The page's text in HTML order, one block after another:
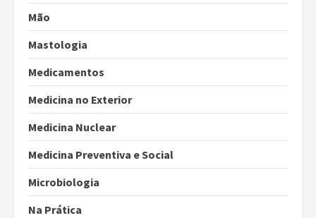
Mão
Mastologia
Medicamentos
Medicina no Exterior
Medicina Nuclear
Medicina Preventiva e Social
Microbiologia
Na Prática